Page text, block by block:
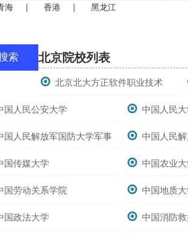
海 | 香港 | 黑龙江
索 北京院校列表
北京北大方正软件职业技术
国人民公安大学 中国人民
国人民解放军国防大学军事
学院
中国人民
航天工程大学
国传媒大学 中国农业
国劳动关系学院 中国地质
国政法大学 中国消防